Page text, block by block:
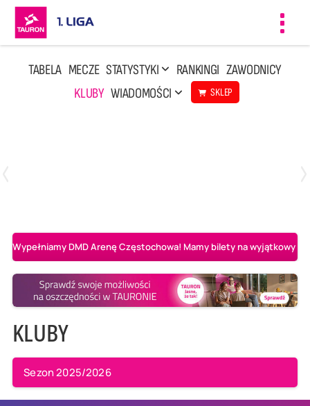
TABELA MECZE STATYSTYKI RANKINGI ZAWODNICY
KLUBY WIADOMOŚCI SKLEP
Wypełniamy DMD Arenę Częstochowa! Mamy bilety na wyjątkowy
KLUBY
Sezon 2025/2026